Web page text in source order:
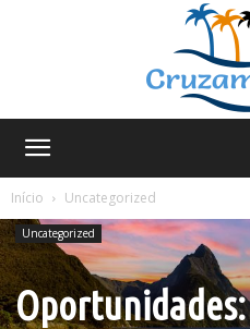
Início
Uncategorized
Uncategorized